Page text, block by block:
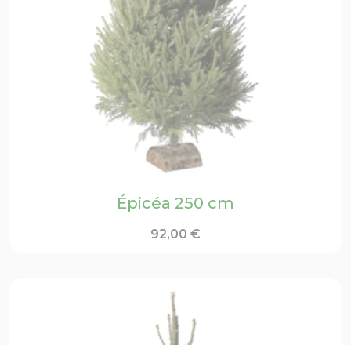
Épicéa 250 cm
92,00 €